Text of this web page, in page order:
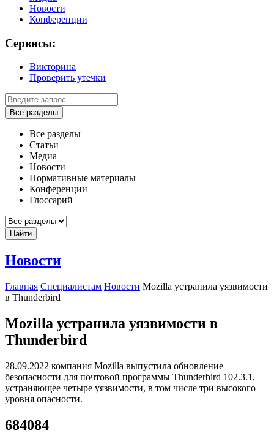
Новости
Конференции
Сервисы:
Викторина
Проверить утечки
Все разделы
Все разделы
Статьи
Медиа
Новости
Нормативные материалы
Конференции
Глоссарий
Найти
Новости
Главная Специалистам Новости Mozilla устранила уязвимости
в Thunderbird
Mozilla устранила уязвимости в
Thunderbird
28.09.2022 компания Mozilla выпустила обновление
безопасности для почтовой программы Thunderbird 102.3.1,
устраняющее четыре уязвимости, в том числе три высокого
уровня опасности.
684084